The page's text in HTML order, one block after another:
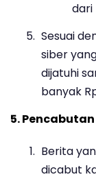
dari
Sesuai
siber
dijatuhi
banyak
5.
Berita
dicabut